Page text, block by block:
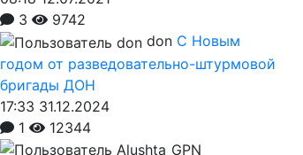
3
9742
don С Новым
годом от разведовательно-штурмовой
бригады ДОН
17:33 31.12.2024
1
12344